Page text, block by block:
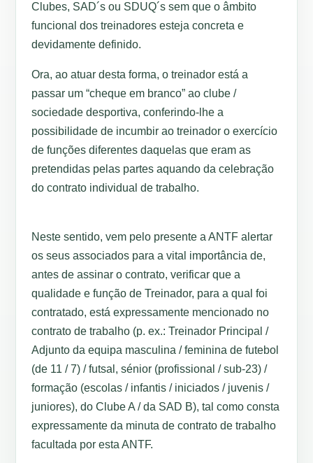
Clubes, SAD´s ou SDUQ´s sem que o âmbito
funcional dos treinadores esteja concreta e
devidamente definido.
Ora, ao atuar desta forma, o treinador está a
passar um “cheque em branco” ao clube /
sociedade desportiva, conferindo-lhe a
possibilidade de incumbir ao treinador o exercício
de funções diferentes daquelas que eram as
pretendidas pelas partes aquando da celebração
do contrato individual de trabalho.
Neste sentido, vem pelo presente a ANTF alertar
os seus associados para a vital importância de,
antes de assinar o contrato, verificar que a
qualidade e função de Treinador, para a qual foi
contratado, está expressamente mencionado no
contrato de trabalho (p. ex.: Treinador Principal /
Adjunto da equipa masculina / feminina de futebol
(de 11 / 7) / futsal, sénior (profissional / sub-23) /
formação (escolas / infantis / iniciados / juvenis /
juniores), do Clube A / da SAD B), tal como consta
expressamente da minuta de contrato de trabalho
facultada por esta ANTF.